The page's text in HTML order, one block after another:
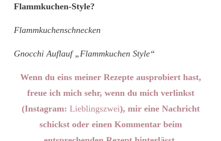
Flammkuchen-Style?
Flammkuchenschnecken
Gnocchi Auflauf „Flammkuchen Style“
Wenn du eins meiner Rezepte ausprobiert hast,
freue ich mich sehr, wenn du mich verlinkst
(Instagram: Lieblingszwei), mir eine Nachricht
schickst oder einen Kommentar beim